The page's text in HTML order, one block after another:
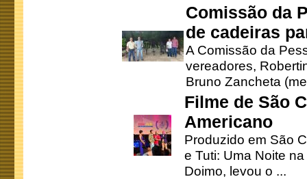
Comissão da
de cadeiras
A Comissão da
vereadores,
Bruno Zancheta
Filme de São
Americano
Produzido em São
e Tuti: Uma Noite
Doimo, levou o ...